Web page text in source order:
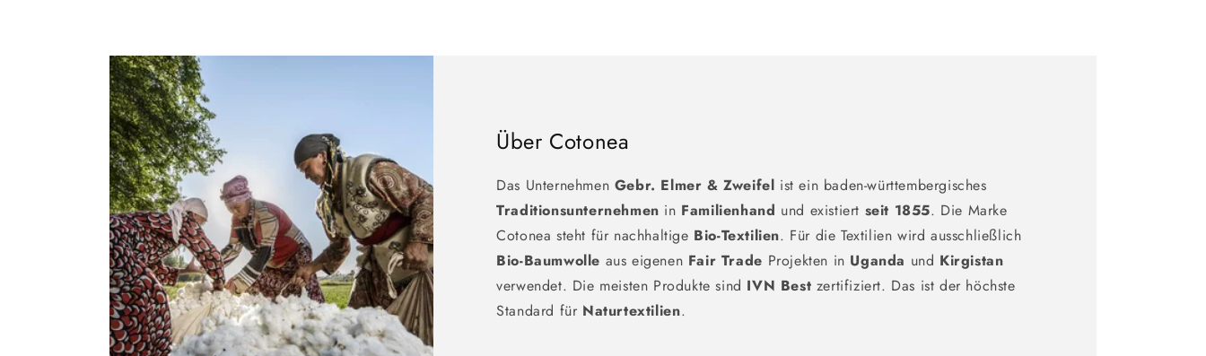
Über Cotonea
Das Unternehmen Gebr. Elmer & Zweifel ist ein baden-württembergisches
Traditionsunternehmen in Familienhand und existiert seit 1855. Die Marke
Cotonea steht für nachhaltige Bio-Textilien. Für die Textilien wird ausschließlich
Bio-Baumwolle aus eigenen Fair Trade Projekten in Uganda und Kirgistan
verwendet. Die meisten Produkte sind IVN Best zertifiziert. Das ist der höchste
Standard für Naturtextilien.